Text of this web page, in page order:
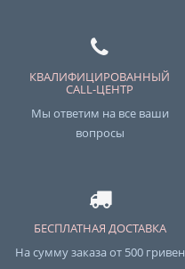
КВАЛИФИЦИРОВАННЫЙ
CALL-ЦЕНТР
Мы ответим на все ваши
вопросы
БЕСПЛАТНАЯ ДОСТАВКА
На сумму заказа от 500 гривен